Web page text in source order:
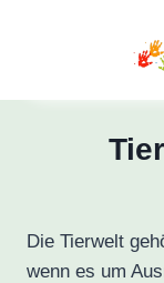
Die Tierwelt
wenn es um